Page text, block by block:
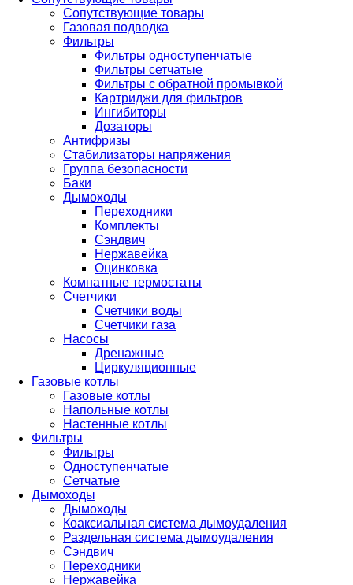
Сопутствующие товары
Газовая подводка
Фильтры
Фильтры одноступенчатые
Фильтры сетчатые
Фильтры с обратной промывкой
Картриджи для фильтров
Ингибиторы
Дозаторы
Антифризы
Стабилизаторы напряжения
Группа безопасности
Баки
Дымоходы
Переходники
Комплекты
Сэндвич
Нержавейка
Оцинковка
Комнатные термостаты
Счетчики
Счетчики воды
Счетчики газа
Насосы
Дренажные
Циркуляционные
Газовые котлы
Газовые котлы
Напольные котлы
Настенные котлы
Фильтры
Фильтры
Одноступенчатые
Сетчатые
Дымоходы
Дымоходы
Коаксиальная система дымоудаления
Раздельная система дымоудаления
Сэндвич
Переходники
Нержавейка